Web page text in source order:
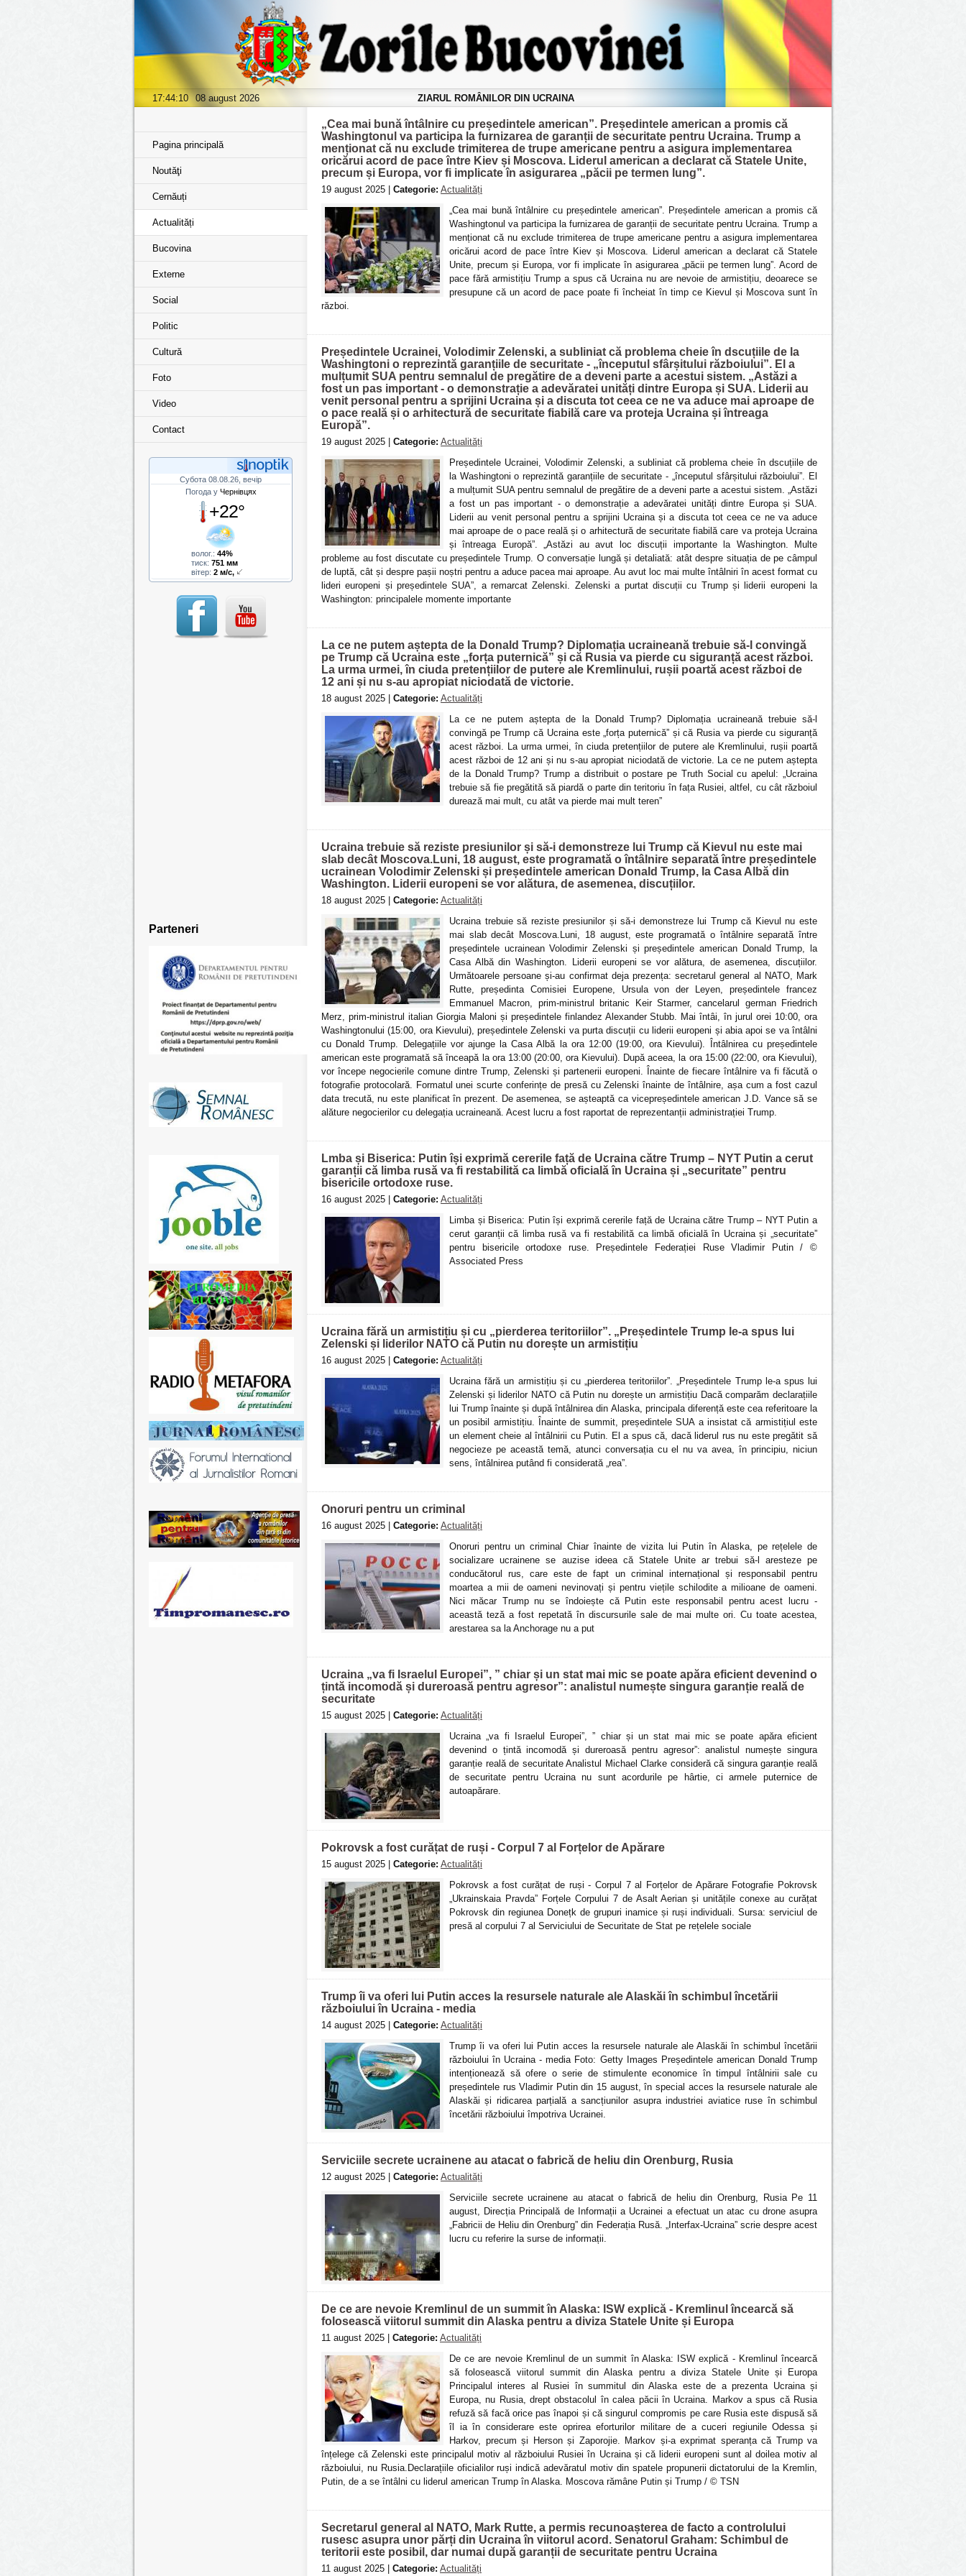
17:44:11 08 august 2026 ZIARUL ROMÂNILOR DIN UCRAINA
Pagina principală
Noutăţi
Cernăuți
Actualități
Bucovina
Externe
Social
Politic
Cultură
Foto
Video
Contact
Субота 08.08.26, вечір
Погода у Чернівцях
+22°
волог.: 44%
тиск: 751 мм
вітер: 2 м/с,
Parteneri
„Cea mai bună întâlnire cu președintele american”. Președintele american a promis că
Washingtonul va participa la furnizarea de garanții de securitate pentru Ucraina. Trump a
menționat că nu exclude trimiterea de trupe americane pentru a asigura implementarea
oricărui acord de pace între Kiev și Moscova. Liderul american a declarat că Statele Unite,
precum și Europa, vor fi implicate în asigurarea „păcii pe termen lung”.
19 august 2025 | Categorie: Actualități
„Cea mai bună întâlnire cu președintele american”. Președintele american a promis că
Washingtonul va participa la furnizarea de garanții de securitate pentru Ucraina. Trump a
menționat că nu exclude trimiterea de trupe americane pentru a asigura implementarea
oricărui acord de pace între Kiev și Moscova. Liderul american a declarat că Statele
Unite, precum și Europa, vor fi implicate în asigurarea „păcii pe termen lung”. Acord de
pace fără armistițiu Trump a spus că Ucraina nu are nevoie de armistițiu, deoarece se
presupune că un acord de pace poate fi încheiat în timp ce Kievul și Moscova sunt în
război.
Președintele Ucrainei, Volodimir Zelenski, a subliniat că problema cheie în dscuțiile de la
Washingtoni o reprezintă garanțiile de securitate - „începutul sfârșitului războiului”. El a
mulțumit SUA pentru semnalul de pregătire de a deveni parte a acestui sistem. „Astăzi a
fost un pas important - o demonstrație a adevăratei unități dintre Europa și SUA. Liderii au
venit personal pentru a sprijini Ucraina și a discuta tot ceea ce ne va aduce mai aproape de
o pace reală și o arhitectură de securitate fiabilă care va proteja Ucraina și întreaga
Europă”.
19 august 2025 | Categorie: Actualități
Președintele Ucrainei, Volodimir Zelenski, a subliniat că problema cheie în dscuțiile de
la Washingtoni o reprezintă garanțiile de securitate - „începutul sfârșitului războiului”. El
a mulțumit SUA pentru semnalul de pregătire de a deveni parte a acestui sistem. „Astăzi
a fost un pas important - o demonstrație a adevăratei unități dintre Europa și SUA.
Liderii au venit personal pentru a sprijini Ucraina și a discuta tot ceea ce ne va aduce
mai aproape de o pace reală și o arhitectură de securitate fiabilă care va proteja Ucraina
și întreaga Europă”. „Astăzi au avut loc discuții importante la Washington. Multe
probleme au fost discutate cu președintele Trump. O conversație lungă și detaliată: atât despre situația de pe câmpul
de luptă, cât și despre pașii noștri pentru a aduce pacea mai aproape. Au avut loc mai multe întâlniri în acest format cu
lideri europeni și președintele SUA”, a remarcat Zelenski. Zelenski a purtat discuții cu Trump și liderii europeni la
Washington: principalele momente importante
La ce ne putem aștepta de la Donald Trump? Diplomația ucraineană trebuie să-l convingă
pe Trump că Ucraina este „forța puternică” și că Rusia va pierde cu siguranță acest război.
La urma urmei, în ciuda pretențiilor de putere ale Kremlinului, rușii poartă acest război de
12 ani și nu s-au apropiat niciodată de victorie.
18 august 2025 | Categorie: Actualități
La ce ne putem aștepta de la Donald Trump? Diplomația ucraineană trebuie să-l
convingă pe Trump că Ucraina este „forța puternică” și că Rusia va pierde cu siguranță
acest război. La urma urmei, în ciuda pretențiilor de putere ale Kremlinului, rușii poartă
acest război de 12 ani și nu s-au apropiat niciodată de victorie. La ce ne putem aștepta
de la Donald Trump? Trump a distribuit o postare pe Truth Social cu apelul: „Ucraina
trebuie să fie pregătită să piardă o parte din teritoriu în fața Rusiei, altfel, cu cât războiul
durează mai mult, cu atât va pierde mai mult teren”
Ucraina trebuie să reziste presiunilor și să-i demonstreze lui Trump că Kievul nu este mai
slab decât Moscova.Luni, 18 august, este programată o întâlnire separată între președintele
ucrainean Volodimir Zelenski și președintele american Donald Trump, la Casa Albă din
Washington. Liderii europeni se vor alătura, de asemenea, discuțiilor.
18 august 2025 | Categorie: Actualități
Ucraina trebuie să reziste presiunilor și să-i demonstreze lui Trump că Kievul nu este
mai slab decât Moscova.Luni, 18 august, este programată o întâlnire separată între
președintele ucrainean Volodimir Zelenski și președintele american Donald Trump, la
Casa Albă din Washington. Liderii europeni se vor alătura, de asemenea, discuțiilor.
Următoarele persoane și-au confirmat deja prezența: secretarul general al NATO, Mark
Rutte, președinta Comisiei Europene, Ursula von der Leyen, președintele francez
Emmanuel Macron, prim-ministrul britanic Keir Starmer, cancelarul german Friedrich
Merz, prim-ministrul italian Giorgia Maloni și președintele finlandez Alexander Stubb. Mai întâi, în jurul orei 10:00, ora
Washingtonului (15:00, ora Kievului), președintele Zelenski va purta discuții cu liderii europeni și abia apoi se va întâlni
cu Donald Trump. Delegațiile vor ajunge la Casa Albă la ora 12:00 (19:00, ora Kievului). Întâlnirea cu președintele
american este programată să înceapă la ora 13:00 (20:00, ora Kievului). După aceea, la ora 15:00 (22:00, ora Kievului),
vor începe negocierile comune dintre Trump, Zelenski și partenerii europeni. Înainte de fiecare întâlnire va fi făcută o
fotografie protocolară. Formatul unei scurte conferințe de presă cu Zelenski înainte de întâlnire, așa cum a fost cazul
data trecută, nu este planificat în prezent. De asemenea, se așteaptă ca vicepreședintele american J.D. Vance să se
alăture negocierilor cu delegația ucraineană. Acest lucru a fost raportat de reprezentanții administrației Trump.
Lmba și Biserica: Putin își exprimă cererile față de Ucraina către Trump – NYT Putin a cerut
garanții că limba rusă va fi restabilită ca limbă oficială în Ucraina și „securitate” pentru
bisericile ortodoxe ruse.
16 august 2025 | Categorie: Actualități
Limba și Biserica: Putin își exprimă cererile față de Ucraina către Trump – NYT Putin a
cerut garanții că limba rusă va fi restabilită ca limbă oficială în Ucraina și „securitate”
pentru bisericile ortodoxe ruse. Președintele Federației Ruse Vladimir Putin / ©
Associated Press
Ucraina fără un armistițiu și cu „pierderea teritoriilor”. „Președintele Trump le-a spus lui
Zelenski și liderilor NATO că Putin nu dorește un armistițiu
16 august 2025 | Categorie: Actualități
Ucraina fără un armistițiu și cu „pierderea teritoriilor”. „Președintele Trump le-a spus lui
Zelenski și liderilor NATO că Putin nu dorește un armistițiu Dacă comparăm declarațiile
lui Trump înainte și după întâlnirea din Alaska, principala diferență este cea referitoare la
un posibil armistițiu. Înainte de summit, președintele SUA a insistat că armistițiul este
un element cheie al întâlnirii cu Putin. El a spus că, dacă liderul rus nu este pregătit să
negocieze pe această temă, atunci conversația cu el nu va avea, în principiu, niciun
sens, întâlnirea putând fi considerată „rea”.
Onoruri pentru un criminal
16 august 2025 | Categorie: Actualități
Onoruri pentru un criminal Chiar înainte de vizita lui Putin în Alaska, pe rețelele de
socializare ucrainene se auzise ideea că Statele Unite ar trebui să-l aresteze pe
conducătorul rus, care este de fapt un criminal internațional și responsabil pentru
moartea a mii de oameni nevinovați și pentru viețile schilodite a milioane de oameni.
Nici măcar Trump nu se îndoiește că Putin este responsabil pentru acest lucru -
această teză a fost repetată în discursurile sale de mai multe ori. Cu toate acestea,
arestarea sa la Anchorage nu a put
Ucraina „va fi Israelul Europei”, ” chiar și un stat mai mic se poate apăra eficient devenind o
țintă incomodă și dureroasă pentru agresor”: analistul numește singura garanție reală de
securitate
15 august 2025 | Categorie: Actualități
Ucraina „va fi Israelul Europei”, ” chiar și un stat mai mic se poate apăra eficient
devenind o țintă incomodă și dureroasă pentru agresor”: analistul numește singura
garanție reală de securitate Analistul Michael Clarke consideră că singura garanție reală
de securitate pentru Ucraina nu sunt acordurile pe hârtie, ci armele puternice de
autoapărare.
Pokrovsk a fost curățat de ruși - Corpul 7 al Forțelor de Apărare
15 august 2025 | Categorie: Actualități
Pokrovsk a fost curățat de ruși - Corpul 7 al Forțelor de Apărare Fotografie Pokrovsk
„Ukrainskaia Pravda” Forțele Corpului 7 de Asalt Aerian și unitățile conexe au curățat
Pokrovsk din regiunea Donețk de grupuri inamice și ruși individuali. Sursa: serviciul de
presă al corpului 7 al Serviciului de Securitate de Stat pe rețelele sociale
Trump îi va oferi lui Putin acces la resursele naturale ale Alaskăi în schimbul încetării
războiului în Ucraina - media
14 august 2025 | Categorie: Actualități
Trump îi va oferi lui Putin acces la resursele naturale ale Alaskăi în schimbul încetării
războiului în Ucraina - media Foto: Getty Images Președintele american Donald Trump
intenționează să ofere o serie de stimulente economice în timpul întâlnirii sale cu
președintele rus Vladimir Putin din 15 august, în special acces la resursele naturale ale
Alaskăi și ridicarea parțială a sancțiunilor asupra industriei aviatice ruse în schimbul
încetării războiului împotriva Ucrainei.
Serviciile secrete ucrainene au atacat o fabrică de heliu din Orenburg, Rusia
12 august 2025 | Categorie: Actualități
Serviciile secrete ucrainene au atacat o fabrică de heliu din Orenburg, Rusia Pe 11
august, Direcția Principală de Informații a Ucrainei a efectuat un atac cu drone asupra
„Fabricii de Heliu din Orenburg” din Federația Rusă. „Interfax-Ucraina” scrie despre acest
lucru cu referire la surse de informații.
De ce are nevoie Kremlinul de un summit în Alaska: ISW explică - Kremlinul încearcă să
folosească viitorul summit din Alaska pentru a diviza Statele Unite și Europa
11 august 2025 | Categorie: Actualități
De ce are nevoie Kremlinul de un summit în Alaska: ISW explică - Kremlinul încearcă
să folosească viitorul summit din Alaska pentru a diviza Statele Unite și Europa
Principalul interes al Rusiei în summitul din Alaska este de a prezenta Ucraina și
Europa, nu Rusia, drept obstacolul în calea păcii în Ucraina. Markov a spus că Rusia
refuză să facă orice pas înapoi și că singurul compromis pe care Rusia este dispusă să
îl ia în considerare este oprirea eforturilor militare de a cuceri regiunile Odessa și
Harkov, precum și Herson și Zaporojie. Markov și-a exprimat speranța că Trump va
înțelege că Zelenski este principalul motiv al războiului Rusiei în Ucraina și că liderii europeni sunt al doilea motiv al
războiului, nu Rusia.Declarațiile oficialilor ruși indică adevăratul motiv din spatele propunerii dictatorului de la Kremlin,
Putin, de a se întâlni cu liderul american Trump în Alaska. Moscova rămâne Putin și Trump / © TSN
Secretarul general al NATO, Mark Rutte, a permis recunoașterea de facto a controlului
rusesc asupra unor părți din Ucraina în viitorul acord. Senatorul Graham: Schimbul de
teritorii este posibil, dar numai după garanții de securitate pentru Ucraina
11 august 2025 | Categorie: Actualități